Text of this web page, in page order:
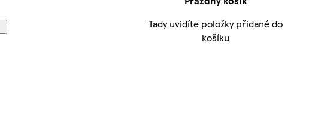
Tady uvidíte položky přidané do
košíku